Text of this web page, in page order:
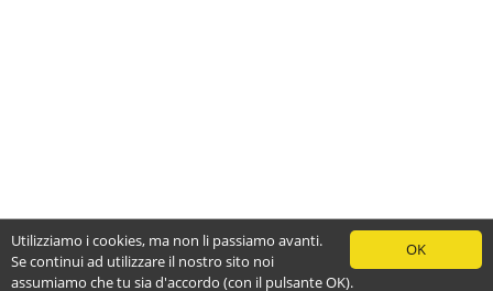
OK
Utilizziamo i cookies, ma non li passiamo avanti.
Se continui ad utilizzare il nostro sito noi
assumiamo che tu sia d'accordo (con il pulsante OK).